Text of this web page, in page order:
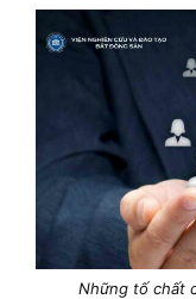
Những tố chất